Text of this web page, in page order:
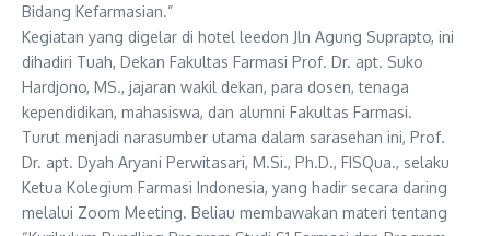
Bidang Kefarmasian.”
Kegiatan yang digelar di hotel leedon Jln Agung Suprapto, ini
dihadiri Tuah, Dekan Fakultas Farmasi Prof. Dr. apt. Suko
Hardjono, MS., jajaran wakil dekan, para dosen, tenaga
kependidikan, mahasiswa, dan alumni Fakultas Farmasi.
Turut menjadi narasumber utama dalam sarasehan ini, Prof.
Dr. apt. Dyah Aryani Perwitasari, M.Si., Ph.D., FISQua., selaku
Ketua Kolegium Farmasi Indonesia, yang hadir secara daring
melalui Zoom Meeting. Beliau membawakan materi tentang